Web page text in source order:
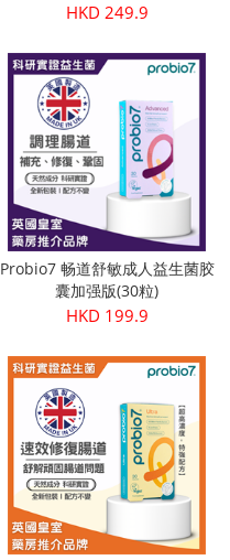
HKD 249.9
Probio7 畅道舒敏成人益生菌胶
囊加强版(30粒)
HKD 199.9